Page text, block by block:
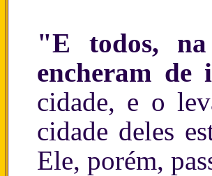
"E todos, na
encheram de
cidade, e o
cidade deles
Ele, porém,